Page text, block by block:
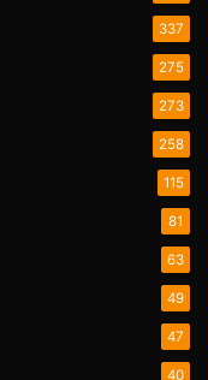
337
275
273
258
115
81
63
49
47
40